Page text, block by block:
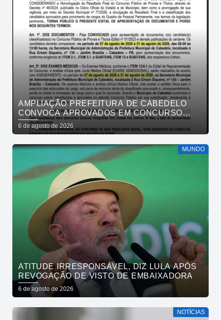
AMPLIAÇÃO PREFEITURA DE CABEDELO
CONVOCA APROVADOS EM CONCURSO
PÚBLICO DA SAÚDE PARA APRESENTAÇÃO
DE DOCUMENTOS
6 de agosto de 2026
MUNDO
ATITUDE IRRESPONSÁVEL, DIZ LULA APÓS
REVOGAÇÃO DE VISTO DE EMBAIXADORA
6 de agosto de 2026
NOTÍCIAS